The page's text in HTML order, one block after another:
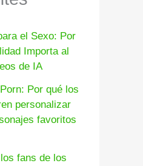
el Sexo: Por
Importa al
de IA
Por qué los
personalizar
favoritos
fans de los